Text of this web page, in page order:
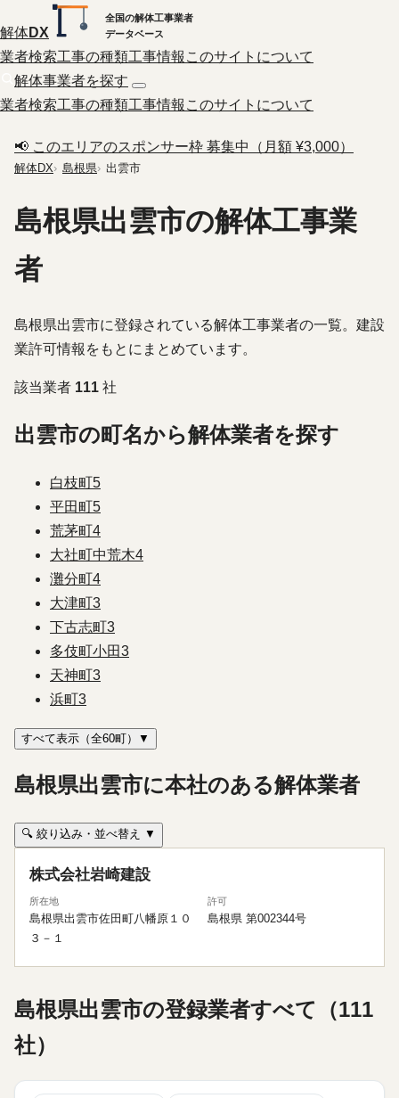
解体DX
全国の解体工事業者
データベース
業者検索工事の種類工事情報 このサイトについて
解体事業者を探す
業者検索工事の種類工事情報 このサイトについて
📢 このエリアのスポンサー枠 募集中（月額 ¥3,000）
解体DX 島根県 出雲市
島根県出雲市の解体工事業
者
島根県出雲市に登録されている解体工事業者の一覧。建設
業許可情報をもとにまとめています。
該当業者 111 社
出雲市の町名から解体業者を探す
白枝町5
平田町5
荒茅町4
大社町中荒木4
灘分町4
大津町3
下古志町3
多伎町小田3
天神町3
浜町3
すべて表示（全60町）▼
島根県出雲市に本社のある解体業者
🔍 絞り込み・並べ替え ▼
株式会社岩崎建設
所在地
島根県出雲市佐田町八幡原１０
３－１
許可
島根県 第002344号
島根県出雲市の登録業者すべて（111
社）